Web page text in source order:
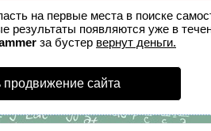
на первые места в поиске
результаты появляются уже в
за бустер вернут деньги.
продвижение сайта